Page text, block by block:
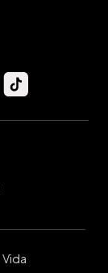
Vida